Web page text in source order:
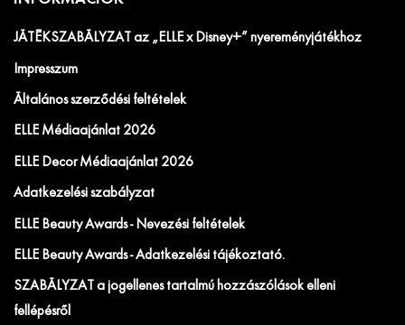
JÁTÉKSZABÁLYZAT az „ELLE x Disney+” nyereményjátékhoz
Impresszum
Általános szerződési feltételek
ELLE Médiaajánlat 2026
ELLE Decor Médiaajánlat 2026
Adatkezelési szabályzat
ELLE Beauty Awards - Nevezési feltételek
ELLE Beauty Awards - Adatkezelési tájékoztató.
SZABÁLYZAT a jogellenes tartalmú hozzászólások elleni
fellépésről